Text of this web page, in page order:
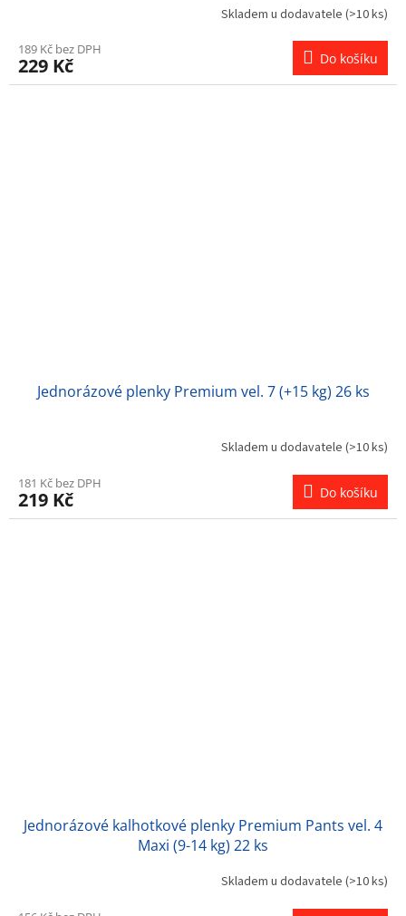
Skladem u dodavatele (>10 ks)
189 Kč bez DPH
229 Kč Do košíku
Jednorázové plenky Premium vel. 7 (+15 kg) 26 ks
Skladem u dodavatele (>10 ks)
181 Kč bez DPH
219 Kč Do košíku
Jednorázové kalhotkové plenky Premium Pants vel. 4
Maxi (9-14 kg) 22 ks
Skladem u dodavatele (>10 ks)